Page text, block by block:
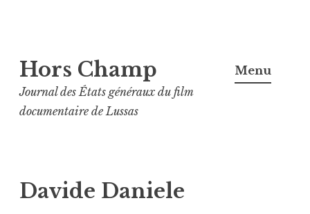
au
contenu
principal
Hors Champ
Journal des États généraux du film
documentaire de Lussas
Menu
Davide Daniele